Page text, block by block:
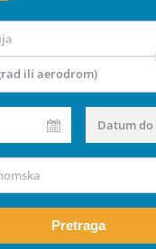
ili aerodrom)
Datum do
Pretraga